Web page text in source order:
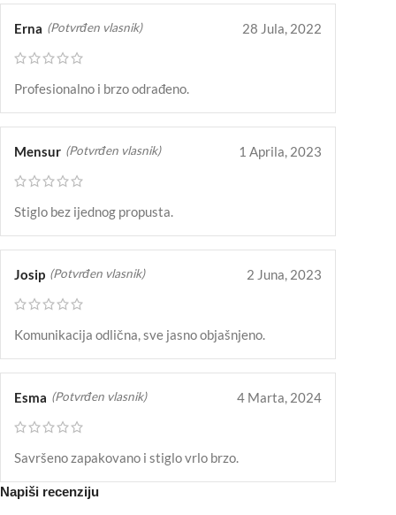
Erna (Potvrđen vlasnik) 28 Jula, 2022
Profesionalno i brzo odrađeno.
Mensur (Potvrđen vlasnik) 1 Aprila, 2023
Stiglo bez ijednog propusta.
Josip (Potvrđen vlasnik) 2 Juna, 2023
Komunikacija odlična, sve jasno objašnjeno.
Esma (Potvrđen vlasnik) 4 Marta, 2024
Savršeno zapakovano i stiglo vrlo brzo.
Napiši recenziju